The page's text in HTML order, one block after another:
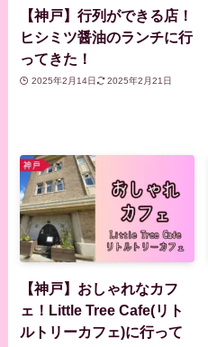
【神戸】行列ができる店！
ヒシミツ醤油のランチに行
ってきた！
2025年2月14日 2025年2月21日
【神戸】おしゃれなカフ
ェ！Little Tree Cafe(リト
ルトリーカフェ)に行って